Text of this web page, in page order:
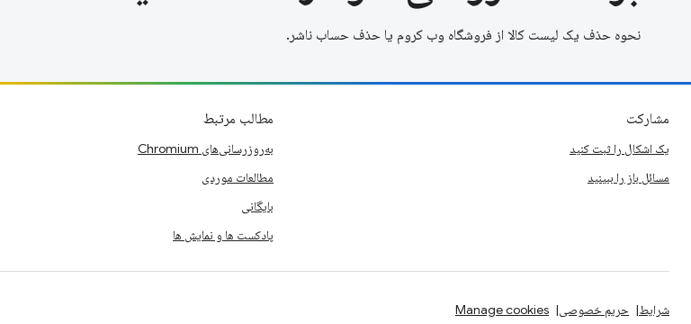
نحوه حذف یک لیست کالا از فروشگاه وب کروم یا حذف حساب ناشر.
مشارکت
یک اشکال را ثبت کنید
مسائل باز را ببینید
مطالب مرتبط
به‌روزرسانی‌های Chromium
مطالعات موردی
بایگانی
پادکست ها و نمایش ها
شرایط حریم خصوصی Manage cookies